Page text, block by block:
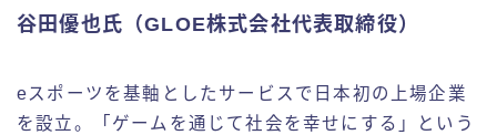
谷田優也氏（GLOE株式会社代表取締役）
eスポーツを基軸としたサービスで日本初の上場企業
を設立。「ゲームを通じて社会を幸せにする」という